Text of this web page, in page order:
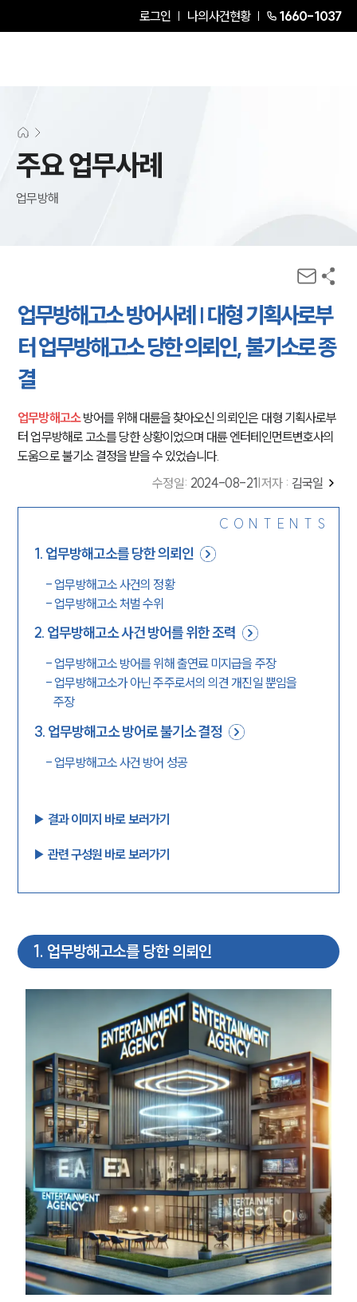
로그인 나의사건현황 1660-1037
주요 업무사례
업무방해
업무방해고소 방어사례 | 대형 기획사로부
터 업무방해고소 당한 의뢰인, 불기소로 종
결
업무방해고소방어를 위해 대륜을 찾아오신 의뢰인은 대형 기획사로부
터 업무방해로 고소를 당한 상황이었으며 대륜 엔터테인먼트변호사의
도움으로 불기소 결정을 받을 수 있었습니다.
수정일: 2024-08-21 저자 : 김국일
CONTENTS
1. 업무방해고소를 당한 의뢰인
- 업무방해고소 사건의 정황
- 업무방해고소 처벌 수위
2. 업무방해고소 사건 방어를 위한 조력
- 업무방해고소 방어를 위해 출연료 미지급을 주장
- 업무방해고소가 아닌 주주로서의 의견 개진일 뿐임을
주장
3. 업무방해고소 방어로 불기소 결정
- 업무방해고소 사건 방어 성공
▶︎ 결과 이미지 바로 보러가기
▶︎ 관련 구성원 바로 보러가기
1. 업무방해고소를 당한 의뢰인